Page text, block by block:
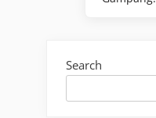
Search